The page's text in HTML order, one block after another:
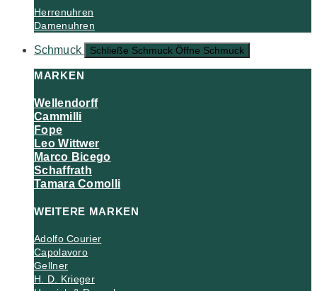
Herrenuhren
Damenuhren
Schmuck Schließe Schmuck Öffne Schmuck
MARKEN
Wellendorff
Cammilli
Fope
Leo Wittwer
Marco Bicego
Schaffrath
Tamara Comolli
WEITERE MARKEN
Adolfo Courier
Capolavoro
Gellner
H. D. Krieger